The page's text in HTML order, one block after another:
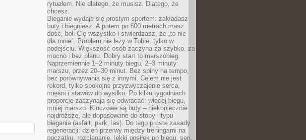
rytuałem. Nie dlatego, że musisz. Dlatego, że
chcesz.
Bieganie wydaje się prostym sportem: zakładasz
buty i biegniesz. A potem po 600 metrach masz
dość, boli Cię wszystko i stwierdzasz, że „to nie
dla mnie”. Problem nie leży w Tobie, tylko w
podejściu. Większość osób zaczyna za szybko, za
mocno i bez planu. Dobry start to marszobieg.
Naprzemiennie 1–2 minuty biegu, 2–3 minuty
marszu, przez 20–30 minut. Bez spiny na tempo,
bez porównywania się z innymi. Celem nie jest
rekord, tylko spokojne przyzwyczajenie serca,
mięśni i stawów do wysiłku. Po kilku tygodniach
proporcje zaczynają się odwracać: więcej biegu,
mniej marszu. Kluczowe są buty – niekoniecznie
najdroższe, ale dopasowane do stopy i typu
biegania (asfalt, park, las). Do tego proste zasady
regeneracji: dzień przerwy między treningami na
początku, rozciąganie, lekki posiłek po biegu, sen.